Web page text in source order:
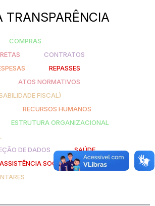
TRANSPARÊNCIA
COMPRAS
CONTRATOS
REPASSES
ATOS NORMATIVOS
FISCAL)
RECURSOS HUMANOS
ESTRUTURA ORGANIZACIONAL
DE DADOS
SAÚDE
ASSISTÊNCIA SOCIAL